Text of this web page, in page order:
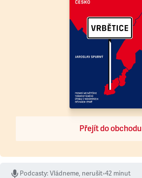
Přejít do obchodu
Podcasty:Vládneme, nerušit•42 minut